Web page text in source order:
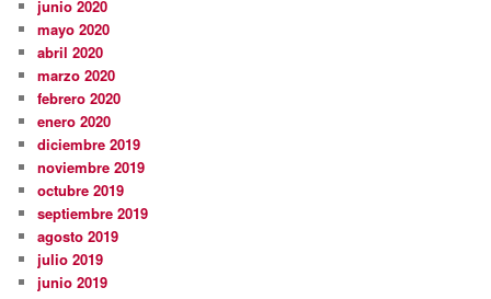
junio 2020
mayo 2020
abril 2020
marzo 2020
febrero 2020
enero 2020
diciembre 2019
noviembre 2019
octubre 2019
septiembre 2019
agosto 2019
julio 2019
junio 2019